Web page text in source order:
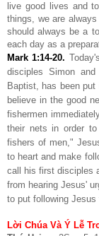
live good lives and
things, we are
should always be a
each day as a
Mark 1:14-20.
disciples Simon
Baptist, has been
believe in the good
fishermen
their nets in order
fishers of men,"
to heart and make
call his first disciples
from hearing Jesus'
to put following
Lời Chúa Và Ý Lễ